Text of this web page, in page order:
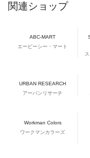
関連ショップ
ABC-MART
エービーシー・マート
URBAN RESEARCH
アーバンリサーチ
Workman Colors
ワークマンカラーズ